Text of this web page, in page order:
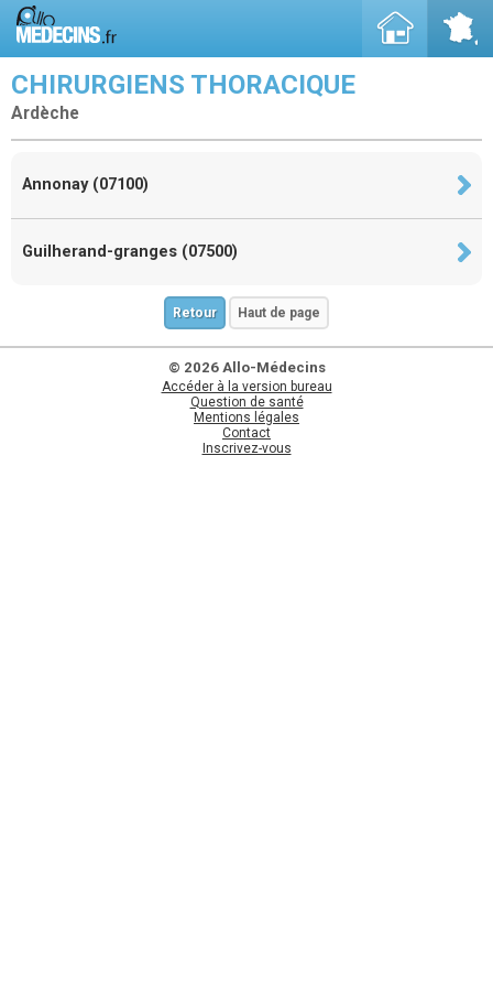
CHIRURGIENS THORACIQUE
Ardèche
Annonay (07100)
Guilherand-granges (07500)
Retour Haut de page
© 2026 Allo-Médecins
Accéder à la version bureau
Question de santé
Mentions légales
Contact
Inscrivez-vous